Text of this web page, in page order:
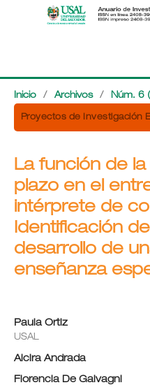
Inicio / Archivos / Núm. 6
Proyectos de Investigación
La función de
plazo en el
intérprete de
Identificación
desarrollo de
enseñanza
Paula Ortiz
USAL
Alcira Andrada
Florencia De Galvagni